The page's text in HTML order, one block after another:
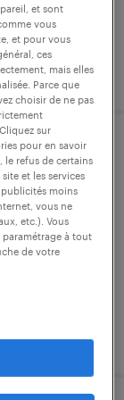
h) en
et sont
vous
et pour vous
ces
mais elles
Parce que
choisir de ne pas
sur
pour en savoir
le refus de certains
et les services
moins
vous ne
etc.). Vous
à tout
de votre